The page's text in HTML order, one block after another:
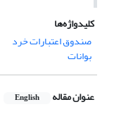
کلیدواژه‌ها
صندوق اعتبارات خرد
بوانات
عنوان مقاله English